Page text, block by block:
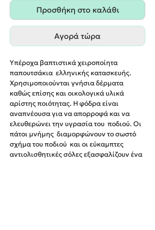
Προσθήκη στο καλάθι
Αγορά τώρα
Υπέροχα βαπτιστικά χειροποίητα
παπουτσάκια ελληνικής κατασκευής.
Χρησιμοποιούνται γνήσια δέρματα
καθώς επίσης και οικολογικά υλικά
αρίστης ποιότητας. Η φόδρα είναι
αναπνέουσα για να απορροφά και να
ελευθερώνει την υγρασία του ποδιού. Οι
πάτοι μνήμης διαμορφώνουν το σωστό
σχήμα του ποδιού και οι εύκαμπτες
αντιολισθητικές σόλες εξασφαλίζουν ένα